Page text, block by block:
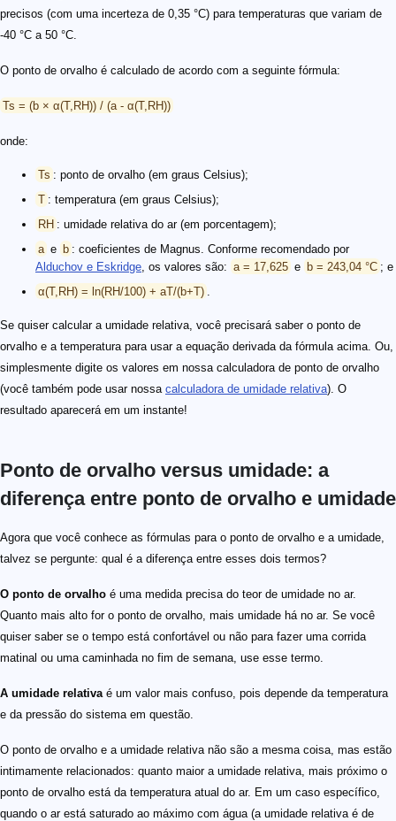
precisos (com uma incerteza de 0,35 °C) para temperaturas que variam de
-40 °C a 50 °C.
O ponto de orvalho é calculado de acordo com a seguinte fórmula:
Ts = (b × α(T,RH)) / (a - α(T,RH))
onde:
Ts : ponto de orvalho (em graus Celsius);
T : temperatura (em graus Celsius);
RH : umidade relativa do ar (em porcentagem);
a e b : coeficientes de Magnus. Conforme recomendado por
Alduchov e Eskridge , os valores são: a = 17,625 e b = 243,04 °C ; e
α(T,RH) = ln(RH/100) + aT/(b+T)
Se quiser calcular a umidade relativa, você precisará saber o ponto de
orvalho e a temperatura para usar a equação derivada da fórmula acima. Ou,
simplesmente digite os valores em nossa calculadora de ponto de orvalho
(você também pode usar nossa calculadora de umidade relativa). O
resultado aparecerá em um instante!
Ponto de orvalho versus umidade: a
diferença entre ponto de orvalho e umidade
Agora que você conhece as fórmulas para o ponto de orvalho e a umidade,
talvez se pergunte: qual é a diferença entre esses dois termos?
O ponto de orvalho é uma medida precisa do teor de umidade no ar.
Quanto mais alto for o ponto de orvalho, mais umidade há no ar. Se você
quiser saber se o tempo está confortável ou não para fazer uma corrida
matinal ou uma caminhada no fim de semana, use esse termo.
A umidade relativa é um valor mais confuso, pois depende da temperatura
e da pressão do sistema em questão.
O ponto de orvalho e a umidade relativa não são a mesma coisa, mas estão
intimamente relacionados: quanto maior a umidade relativa, mais próximo o
ponto de orvalho está da temperatura atual do ar. Em um caso específico,
quando o ar está saturado ao máximo com água (a umidade relativa é de